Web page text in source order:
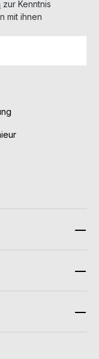
zur Kenntnis
mit ihnen